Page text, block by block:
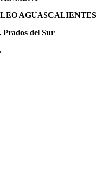
AGUASCALIENTES
Prados del Sur